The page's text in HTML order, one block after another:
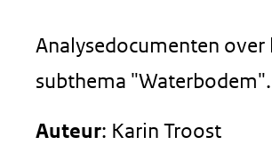
Analysedocumenten over
subthema "Waterbodem".
Auteur: Karin Troost